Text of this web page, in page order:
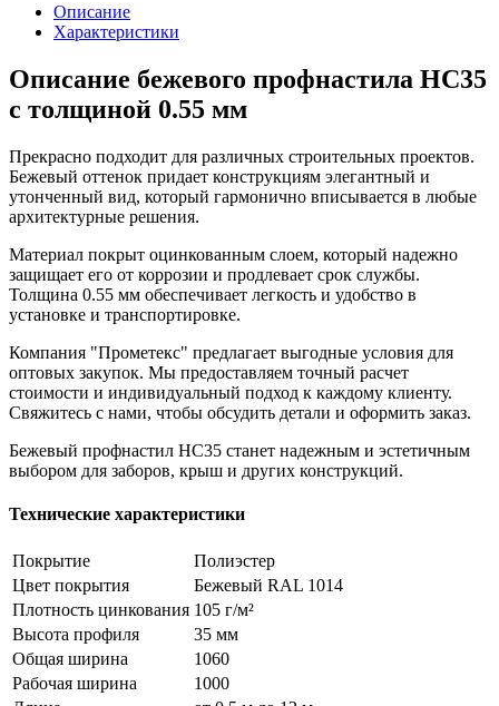
Описание
Характеристики
Описание бежевого профнастила НС35
с толщиной 0.55 мм
Прекрасно подходит для различных строительных проектов.
Бежевый оттенок придает конструкциям элегантный и
утонченный вид, который гармонично вписывается в любые
архитектурные решения.
Материал покрыт оцинкованным слоем, который надежно
защищает его от коррозии и продлевает срок службы.
Толщина 0.55 мм обеспечивает легкость и удобство в
установке и транспортировке.
Компания "Прометекс" предлагает выгодные условия для
оптовых закупок. Мы предоставляем точный расчет
стоимости и индивидуальный подход к каждому клиенту.
Свяжитесь с нами, чтобы обсудить детали и оформить заказ.
Бежевый профнастил НС35 станет надежным и эстетичным
выбором для заборов, крыш и других конструкций.
Технические характеристики
Покрытие
Полиэстер
Цвет покрытия
Бежевый RAL 1014
Плотность цинкования 105 г/м²
Высота профиля
35 мм
Общая ширина
1060
Рабочая ширина
1000